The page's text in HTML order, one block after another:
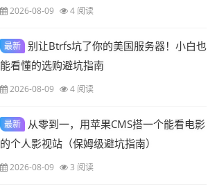
2026-08-09 4 阅读
最新 别让Btrfs坑了你的美国服务器！小白也
能看懂的选购避坑指南
2026-08-09 4 阅读
最新
从零到一，用苹果CMS搭一个能看电影
的个人影视站（保姆级避坑指南）
2026-08-09 3 阅读